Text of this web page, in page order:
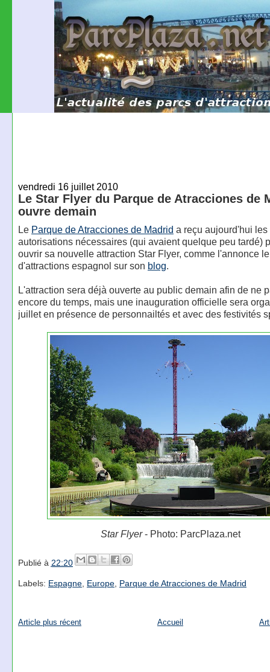
vendredi 16 juillet 2010
Le Star Flyer du Parque de Atracciones de
ouvre demain
Le Parque de Atracciones de Madrid a reçu aujourd'hui
autorisations nécessaires (qui avaient quelque peu tardé)
ouvrir sa nouvelle attraction Star Flyer, comme l'annonce
d'attractions espagnol sur son blog.
L'attraction sera déjà ouverte au public demain afin de ne
encore du temps, mais une inauguration officielle sera
juillet en présence de personnailtés et avec des festivités
Star Flyer- Photo: ParcPlaza.net
Publié à 22:20
Labels: Espagne, Europe, Parque de Atracciones de Madrid
Article plus récent Accueil